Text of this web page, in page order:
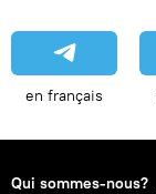
en français
Qui sommes-nous?